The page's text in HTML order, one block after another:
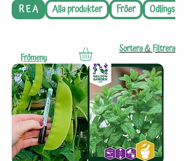
R E A Alla produkter Fröer
Sortera & Filtrera
Frömeny